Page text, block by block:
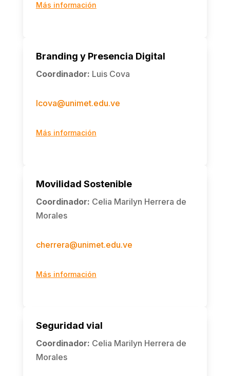
Más información
Branding y Presencia Digital
Coordinador: Luis Cova
lcova@unimet.edu.ve
Más información
Movilidad Sostenible
Coordinador: Celia Marilyn Herrera de
Morales
cherrera@unimet.edu.ve
Más información
Seguridad vial
Coordinador: Celia Marilyn Herrera de
Morales